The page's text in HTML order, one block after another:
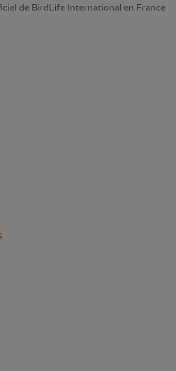
de BirdLife International en France